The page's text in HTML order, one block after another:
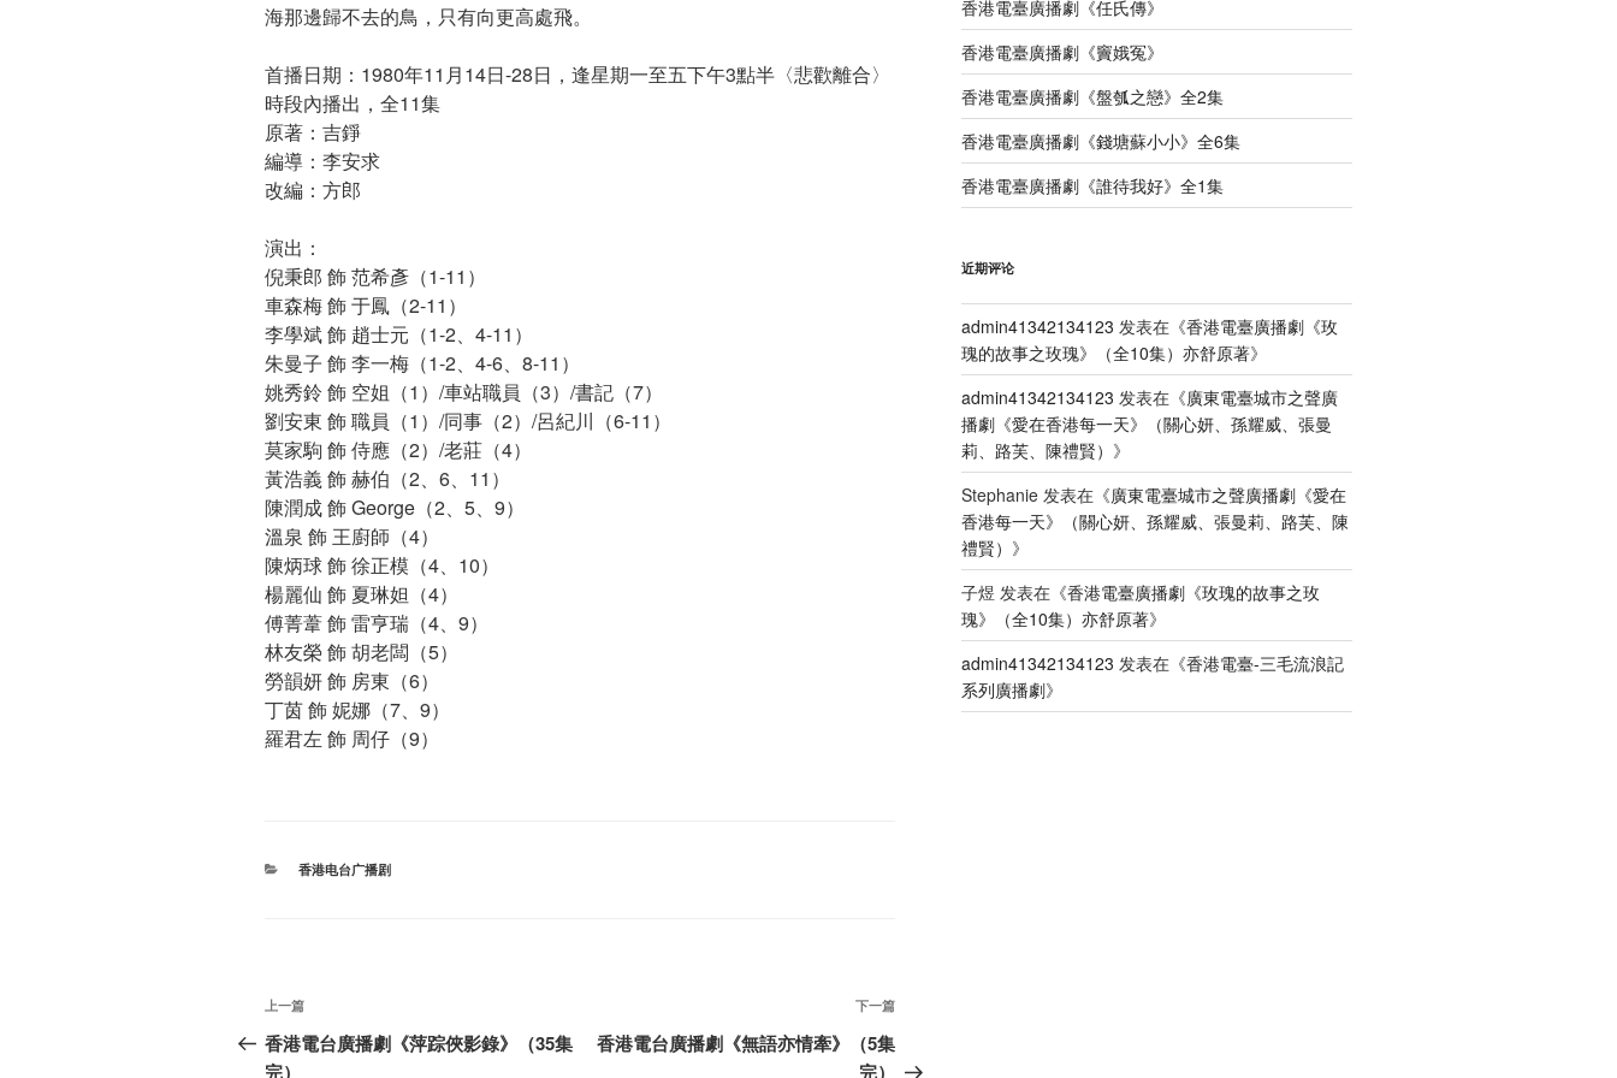
海那邊歸不去的鳥，只有向更高處飛。
首播日期：1980年11月14日-28日，逢星期一至五下午3點半〈悲歡離合〉
時段內播出，全11集
原著：吉錚
編導：李安求
改編：方郎
演出：
倪秉郎 飾 范希彥（1-11）
車森梅 飾 于鳳（2-11）
李學斌 飾 趙士元（1-2、4-11）
朱曼子 飾 李一梅（1-2、4-6、8-11）
姚秀鈴 飾 空姐（1）/車站職員（3）/書記（7）
劉安東 飾 職員（1）/同事（2）/呂紀川（6-11）
莫家駒 飾 侍應（2）/老莊（4）
黃浩義 飾 赫伯（2、6、11）
陳潤成 飾 George（2、5、9）
溫泉 飾 王廚師（4）
陳炳球 飾 徐正模（4、10）
楊麗仙 飾 夏琳妲（4）
傅菁葦 飾 雷亨瑞（4、9）
林友榮 飾 胡老闆（5）
勞韻妍 飾 房東（6）
丁茵 飾 妮娜（7、9）
羅君左 飾 周仔（9）
分
香港电台广播剧
文
章
上
一
篇
上一篇
香港電台廣播劇《萍踪俠影錄》（35集
完）
下
篇
下一篇
香港電台廣播劇《無語亦情牽》（5集
完）
香港電臺廣播劇《任氏傳》
香港電臺廣播劇《竇娥冤》
香港電臺廣播劇《盤瓠之戀》全2集
香港電臺廣播劇《錢塘蘇小小》全6集
香港電臺廣播劇《誰待我好》全1集
近期评论
admin41342134123 发表在《香港電臺廣播劇《玫
瑰的故事之玫瑰》（全10集）亦舒原著》
admin41342134123 发表在《廣東電臺城市之聲廣
播劇《愛在香港每一天》（關心妍、孫耀威、張曼
莉、路芙、陳禮賢） 》
Stephanie发表在《廣東電臺城市之聲廣播劇《愛在
香港每一天》（關心妍、孫耀威、張曼莉、路芙、陳
禮賢） 》
子煜 发表在《香港電臺廣播劇《玫瑰的故事之玫
瑰》（全10集）亦舒原著》
admin41342134123 发表在《香港電臺-三毛流浪記
系列廣播劇》